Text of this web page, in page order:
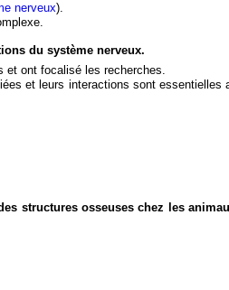
nerveux).
du système nerveux.
et ont focalisé les recherches.
et leurs interactions sont essentielles
structures osseuses chez les